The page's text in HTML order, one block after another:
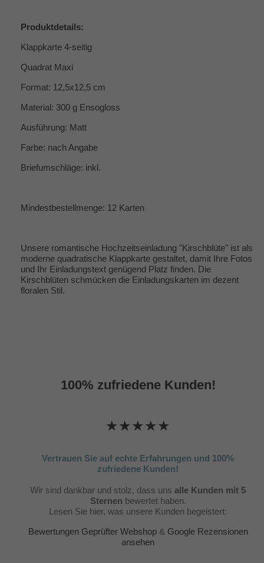
Produktdetails:
Klappkarte 4-seitig
Quadrat Maxi
Format: 12,5x12,5 cm
Material: 300 g Ensogloss
Ausführung: Matt
Farbe: nach Angabe
Briefumschläge: inkl.
Mindestbestellmenge: 12 Karten
Unsere romantische Hochzeitseinladung "Kirschblüte" ist als
moderne quadratische Klappkarte gestaltet, damit Ihre Fotos
und Ihr Einladungstext genügend Platz finden. Die
Kirschblüten schmücken die Einladungskarten im dezent
floralen Stil.
100% zufriedene Kunden!
★★★★★
Vertrauen Sie auf echte Erfahrungen und 100%
zufriedene Kunden!
Wir sind dankbar und stolz, dass uns alle Kunden mit 5
Sternen bewertet haben.
Lesen Sie hier, was unsere Kunden begeistert:
Bewertungen Geprüfter Webshop& Google Rezensionen
ansehen